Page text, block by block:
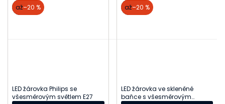
akce
až–20 %
LED žárovka Philips se
všesměrovým světlem E27
akce
až–20 %
LED žárovka ve skleněné
baňce s všesměrovým